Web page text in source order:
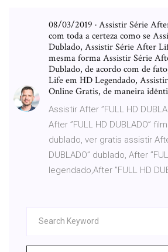
08/03/2019 · Assistir Série
com toda a certeza como se
Dublado, Assistir Série After
mesma forma Assistir Série
Dublado, de acordo com de
Life em HD Legendado,
Online Gratis, de maneira
Assistir After ”FULL HD
After ”FULL HD DUBLADO”
dublado, ver gratis assistir
DUBLADO” dublado, After
legendado,After ”FULL HD